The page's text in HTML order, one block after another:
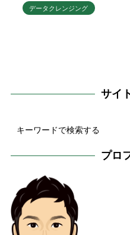
データクレンジング
サイ
プロ